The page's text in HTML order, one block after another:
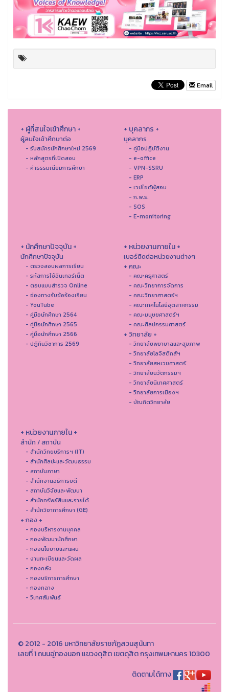
Email
+ ผู้ที่สนใจเข้าศึกษา +
ผู้สนใจเข้าศึกษาต่อ
- รับสมัครนักศึกษาใหม่ 2569
- หลักสูตรที่เปิดสอน
- ค่าธรรมเนียมการศึกษา
+ บุคลากร +
บุคลากร
- คู่มือปฏิบัติงาน
- e-office
- VPN-SSRU
- ERP
- เวปไซต์ผู้สอน
- ก.พ.ร.
- SOS
- E-monitoring
+ นักศึกษาปัจจุบัน +
นักศึกษาปัจจุบัน
- ตรวจสอบผลการเรียน
- รหัสการใช้อินเทอร์เน็ต
- ตอบแบบสำรวจ Online
- ช่องทางรับข้อร้องเรียน
- YouTube
- คู่มือนักศึกษา 2564
- คู่มือนักศึกษา 2565
- คู่มือนักศึกษา 2566
- ปฏิทินวิชาการ 2569
+ หน่วยงานภายใน +
เบอร์ติดต่อหน่วยงานต่างๆ
+ คณะ
- คณะครุศาสตร์
- คณะวิทยาการจัดการ
- คณะวิทยาศาสตร์ฯ
- คณะเทคโนโลยีอุตสาหกรรม
- คณะมนุษยศาสตร์ฯ
- คณะศิลปกรรมศาสตร์
+ วิทยาลัย +
- วิทยาลัยพยาบาลและสุขภาพ
- วิทยาลัยโลจิสติกส์ฯ
- วิทยาลัยสหเวชศาสตร์
- วิทยาลัยนวัตกรรมฯ
- วิทยาลัยนิเทศศาสตร์
- วิทยาลัยการเมืองฯ
- บัณฑิตวิทยาลัย
+ หน่วยงานภายใน +
สำนัก / สถาบัน
- สำนักวิทยบริการฯ (IT)
- สํานักศิลปะและวัฒนธรรม
- สถาบันภาษา
- สำนักงานอธิการบดี
- สถาบันวิจัยและพัฒนา
- สำนักทรัพย์สินและรายได้
- สำนักวิชาการศึกษา (GE)
+ กอง +
- กองบริหารงานบุคคล
- กองพัฒนานักศึกษา
- กองนโยบายและแผน
- งานทะเบียนและวัดผล
- กองคลัง
- กองบริการการศึกษา
- กองกลาง
- วิเทศสัมพันธ์
© 2012 - 2016 มหาวิทยาลัยราชภัฏสวนสุนันทา
เลขที่ 1 ถนนอู่ทองนอก แขวงดุสิต เขตดุสิต กรุงเทพมหานคร 10300
ติดตามได้ทาง